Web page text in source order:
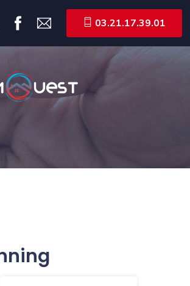
03.21.17.39.01